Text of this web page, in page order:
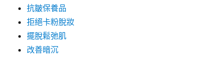
抗皺保養品
拒絕卡粉脫妝
擺脫鬆弛肌
改善暗沉